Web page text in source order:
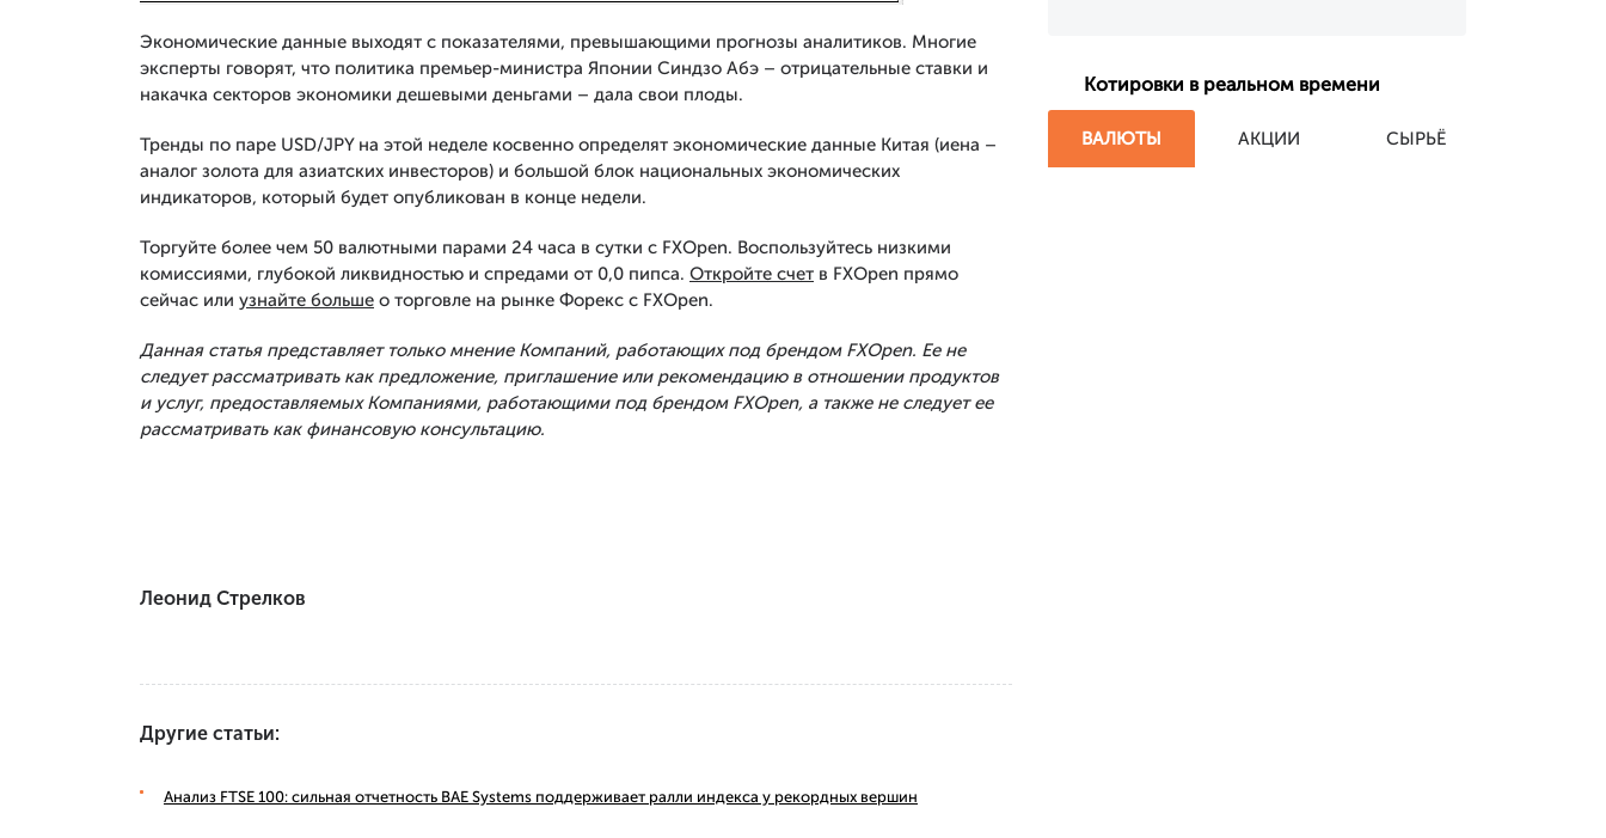
Экономические данные выходят с показателями, превышающими прогнозы аналитиков. Многие
эксперты говорят, что политика премьер-министра Японии Синдзо Абэ – отрицательные ставки и
накачка секторов экономики дешевыми деньгами – дала свои плоды.
Тренды по паре USD/JPY на этой неделе косвенно определят экономические данные Китая (иена –
аналог золота для азиатских инвесторов) и большой блок национальных экономических
индикаторов, который будет опубликован в конце недели.
Торгуйте более чем 50 валютными парами 24 часа в сутки с FXOpen. Воспользуйтесь низкими
комиссиями, глубокой ликвидностью и спредами от 0,0 пипса. Откройте счет в FXOpen прямо
сейчас или узнайте больше о торговле на рынке Форекс с FXOpen.
Данная статья представляет только мнение Компаний, работающих под брендом FXOpen. Ее не
следует рассматривать как предложение, приглашение или рекомендацию в отношении продуктов
и услуг, предоставляемых Компаниями, работающими под брендом FXOpen, а также не следует ее
рассматривать как финансовую консультацию.
Леонид Стрелков
Другие статьи:
Анализ FTSE 100: сильная отчетность BAE Systems поддерживает ралли индекса у рекордных вершин
Котировки в реальном времени
ВАЛЮТЫ АКЦИИ СЫРЬЁ